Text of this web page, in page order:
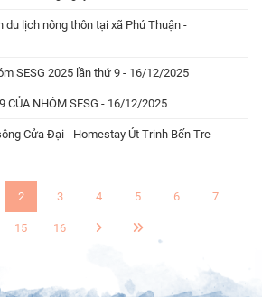
lịch nông thôn tại xã Phú Thuận -
SESG 2025 lần thứ 9 - 16/12/2025
CỦA NHÓM SESG - 16/12/2025
Cửa Đại - Homestay Út Trinh Bến Tre -
2 3 4 5 6 7
15 16